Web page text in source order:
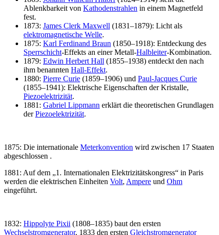
Ablenkbarkeit von Kathodenstrahlen in einem Magnetfeld
fest.
1873: James Clerk Maxwell (1831–1879): Licht als
elektromagnetische Welle.
1875: Karl Ferdinand Braun (1850–1918): Entdeckung des
Sperrschicht-Effekts an einer Metall-Halbleiter-Kombination.
1879: Edwin Herbert Hall (1855–1938) entdeckt den nach
ihm benannten Hall-Effekt.
1880: Pierre Curie (1859–1906) und Paul-Jacques Curie
(1855–1941): Elektrische Eigenschaften der Kristalle,
Piezoelektrizität.
1881: Gabriel Lippmann erklärt die theoretischen Grundlagen
derPiezoelektrizität.
1875: Die internationale Meterkonvention wird zwischen 17 Staaten
abgeschlossen .
1881: Auf dem „1. Internationalen Elektrizitätskongress“ in Paris
werden die elektrischen Einheiten Volt, Ampere und Ohm
eingeführt.
1832: Hippolyte Pixii (1808–1835) baut den ersten
Wechselstromgenerator, 1833 den ersten Gleichstromgenerator